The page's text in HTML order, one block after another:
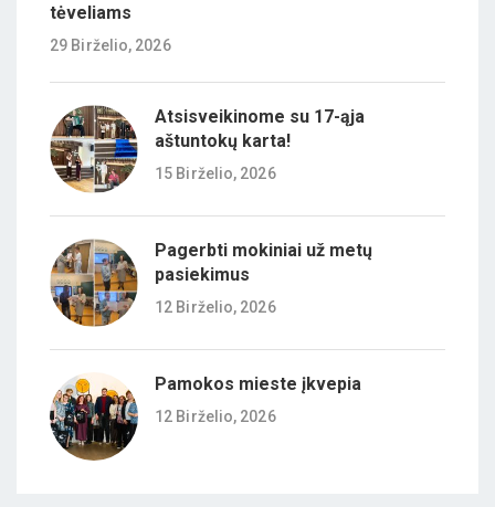
tėveliams
29 Birželio, 2026
Atsisveikinome su 17-ąja
aštuntokų karta!
15 Birželio, 2026
Pagerbti mokiniai už metų
pasiekimus
12 Birželio, 2026
Pamokos mieste įkvepia
12 Birželio, 2026